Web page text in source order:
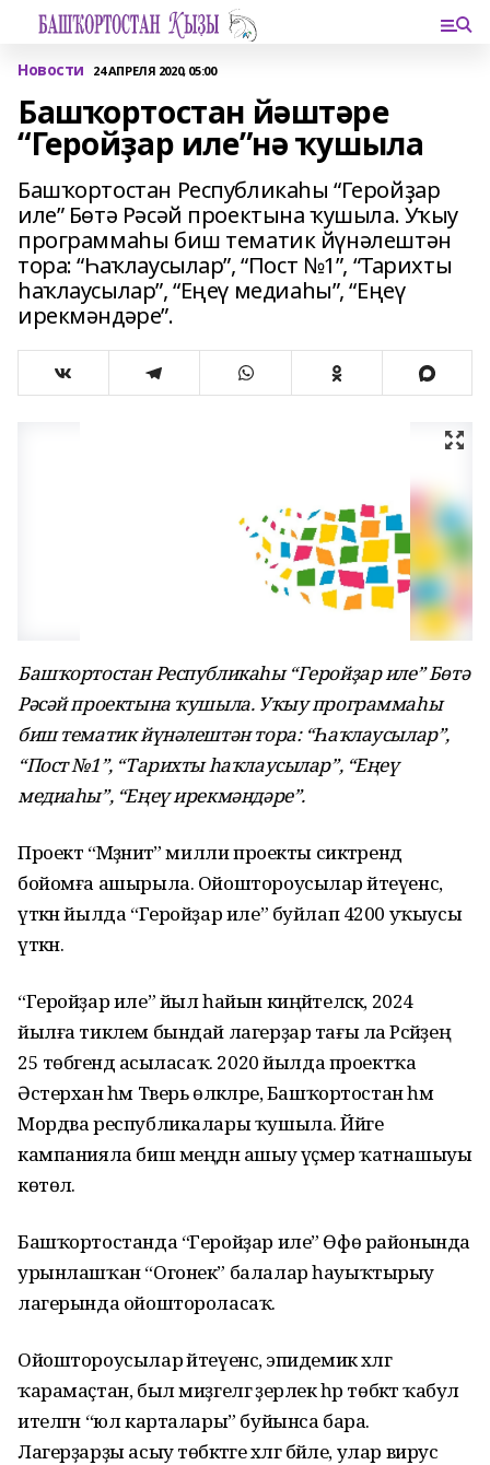
Новости 24 АПРЕЛЯ 2020, 05:00
Башҡортостан йәштәре
“Геройҙар иле”нә ҡушыла
Башҡортостан Республикаһы “Геройҙар
иле” Бөтә Рәсәй проектына ҡушыла. Уҡыу
программаһы биш тематик йүнәлештән
тора: “Һаҡлаусылар”, “Пост №1”, “Тарихты
һаҡлаусылар”, “Еңеү медиаһы”, “Еңеү
ирекмәндәре”.
Башҡортостан Республикаһы “Геройҙар иле” Бөтә
Рәсәй проектына ҡушыла. Уҡыу программаһы
биш тематик йүнәлештән тора: “Һаҡлаусылар”,
“Пост №1”, “Тарихты һаҡлаусылар”, “Еңеү
медиаһы”, “Еңеү ирекмәндәре”.
Проект “Мәҙәниәт” милли проекты сиктәрендә
бойомға ашырыла. Ойоштороусылар әйтеүенсә,
үткән йылда “Геройҙар иле” буйлап 4200 уҡыусы
үткән.
“Геройҙар иле” йыл һайын киңәйтеләсәк, 2024
йылға тиклем бындай лагерҙар тағы ла Рәсәйҙең
25 төбәгендә асыласаҡ. 2020 йылда проектҡа
Әстерхан һәм Тверь өлкәләре, Башҡортостан һәм
Мордва республикалары ҡушыла. Йәйге
кампанияла биш меңдән ашыу үҫмер ҡатнашыуы
көтөлә.
Башҡортостанда “Геройҙар иле” Өфө районында
урынлашҡан “Огонек” балалар һауыҡтырыу
лагерында ойоштороласаҡ.
Ойоштороусылар әйтеүенсә, эпидемик хәлгә
ҡарамаҫтан, был миҙгелгә әҙерлек һәр төбәктә ҡабул
ителгән “юл карталары” буйынса бара.
Лагерҙарҙы асыу төбәктәге хәлгә бәйле, улар вирус